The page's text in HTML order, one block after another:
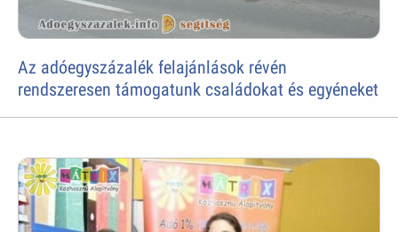
Az adóegyszázalék felajánlások révén
rendszeresen támogatunk családokat és egyéneket